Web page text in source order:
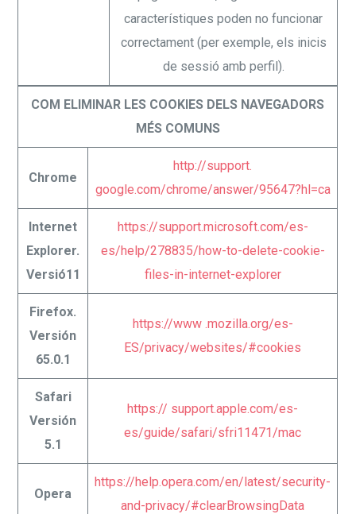
característiques poden no funcionar
correctament (per exemple, els inicis
de sessió amb perfil).
COM ELIMINAR LES COOKIES DELS NAVEGADORS
MÉS COMUNS
Chrome
http://support.
google.com/chrome/answer/95647?hl=ca
Internet
Explorer.
Versió11
https://support.microsoft.com/es-
es/help/278835/how-to-delete-cookie-
files-in-internet-explorer
Firefox.
Versión
65.0.1
https://www .mozilla.org/es-
ES/privacy/websites/#cookies
Safari
Versión
5.1
https:// support.apple.com/es-
es/guide/safari/sfri11471/mac
Opera
https://help.opera.com/en/latest/security-
and-privacy/#clearBrowsingData